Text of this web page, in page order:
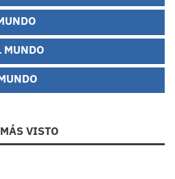
MUNDO
VISTO